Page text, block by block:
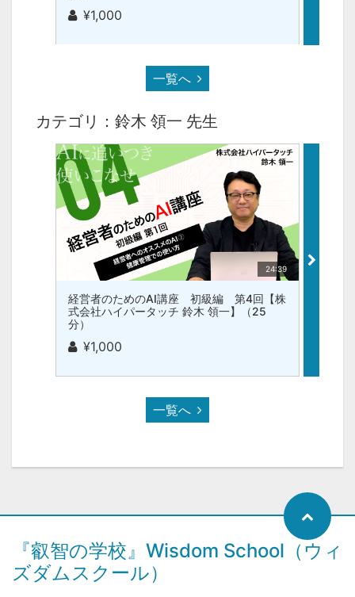
¥1,000
一覧へ
カテゴリ：鈴木 領一 先生
24:39
経営者のためのAI講座 初級編 第4回【株
式会社ハイパータッチ 鈴木 領一】（25
分）
¥1,000
一覧へ
『叡智の学校』Wisdom School（ウィ
ズダムスクール）